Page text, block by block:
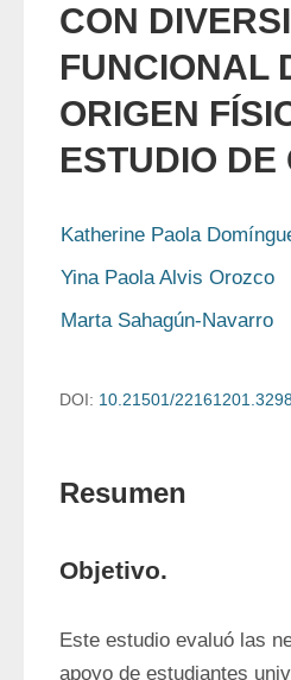
CON
FUNCIONAL
ORIGEN
ESTUDIO DE
Katherine Paola
Yina Paola Alvis Orozco
Marta Sahagún-Navarro
DOI: 10.21501/22161201.3298
Resumen
Objetivo.
Este estudio evaluó las
apoyo de estudiantes